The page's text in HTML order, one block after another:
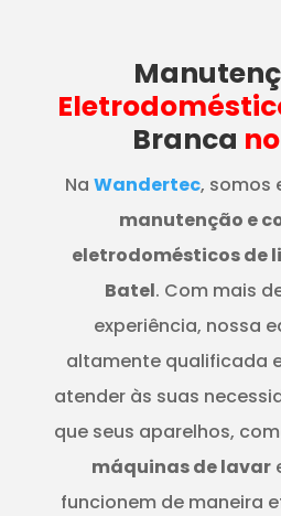
Branca
Na Wandertec, somos
manutenção e
eletrodomésticos de
Batel. Com mais
experiência, nossa
altamente qualificada
atender às suas
que seus aparelhos,
máquinas de lavar
funcionem de maneira